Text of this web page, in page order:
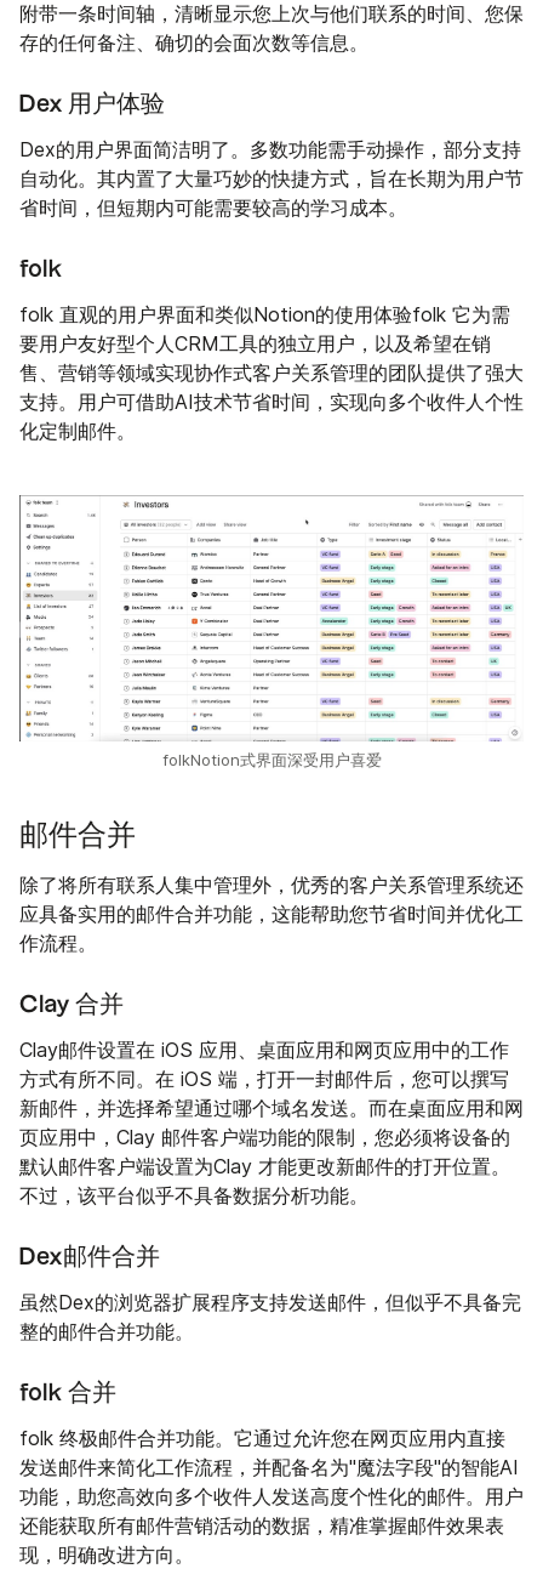
附带一条时间轴，清晰显示您上次与他们联系的时间、您保
存的任何备注、确切的会面次数等信息。
Dex 用户体验
Dex的用户界面简洁明了。多数功能需手动操作，部分支持
自动化。其内置了大量巧妙的快捷方式，旨在长期为用户节
省时间，但短期内可能需要较高的学习成本。
folk
folk 直观的用户界面和类似Notion的使用体验folk 它为需
要用户友好型个人CRM工具的独立用户，以及希望在销
售、营销等领域实现协作式客户关系管理的团队提供了强大
支持。用户可借助AI技术节省时间，实现向多个收件人个性
化定制邮件。
folkNotion式界面深受用户喜爱
邮件合并
除了将所有联系人集中管理外，优秀的客户关系管理系统还
应具备实用的邮件合并功能，这能帮助您节省时间并优化工
作流程。
Clay 合并
Clay邮件设置在 iOS 应用、桌面应用和网页应用中的工作
方式有所不同。在 iOS 端，打开一封邮件后，您可以撰写
新邮件，并选择希望通过哪个域名发送。而在桌面应用和网
页应用中，Clay 邮件客户端功能的限制，您必须将设备的
默认邮件客户端设置为Clay 才能更改新邮件的打开位置。
不过，该平台似乎不具备数据分析功能。
Dex邮件合并
虽然Dex的浏览器扩展程序支持发送邮件，但似乎不具备完
整的邮件合并功能。
folk 合并
folk 终极邮件合并功能。它通过允许您在网页应用内直接
发送邮件来简化工作流程，并配备名为"魔法字段"的智能AI
功能，助您高效向多个收件人发送高度个性化的邮件。用户
还能获取所有邮件营销活动的数据，精准掌握邮件效果表
现，明确改进方向。